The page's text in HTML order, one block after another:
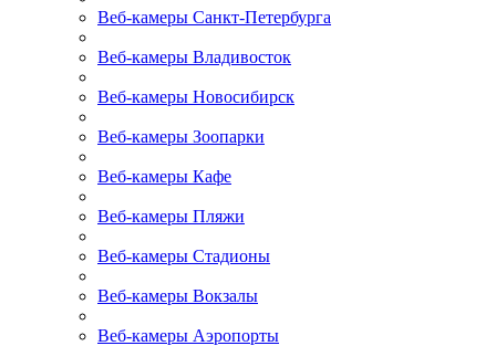
Веб-камеры Санкт-Петербурга
Веб-камеры Владивосток
Веб-камеры Новосибирск
Веб-камеры Зоопарки
Веб-камеры Кафе
Веб-камеры Пляжи
Веб-камеры Стадионы
Веб-камеры Вокзалы
Веб-камеры Аэропорты